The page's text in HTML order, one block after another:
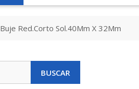
Buje Red.Corto Sol.40Mm X 32Mm
BUSCAR